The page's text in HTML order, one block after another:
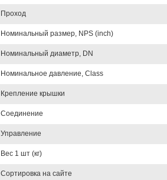
Проход
Номинальный размер, NPS (inch)
Номинальный диаметр, DN
Номинальное давление, Class
Крепление крышки
Соединение
Управление
Вес 1 шт (кг)
Сортировка на сайте